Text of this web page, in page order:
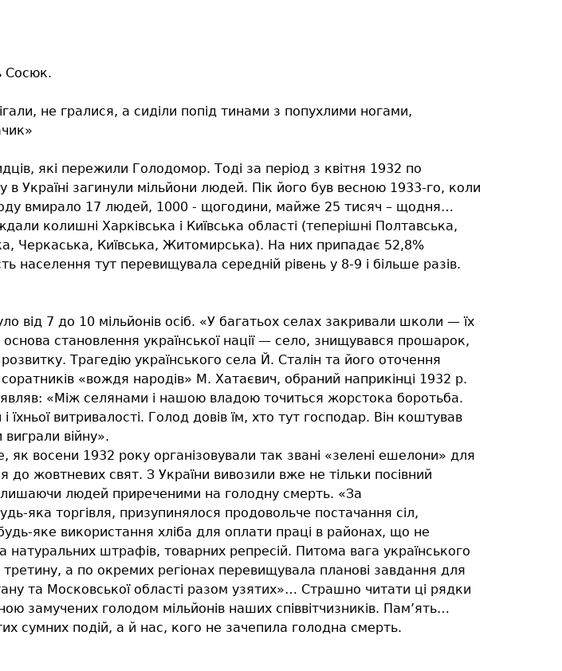
Сосюк.
не гралися, а сиділи попід тинами з попухлими ногами,
які пережили Голодомор. Тоді за період з квітня 1932 по
в Україні загинули мільйони людей. Пік його був весною 1933-го, коли
вмирало 17 людей, 1000 - щогодини, майже 25 тисяч – щодня…
колишні Харківська і Київська області (теперішні Полтавська,
Черкаська, Київська, Житомирська). На них припадає 52,8%
населення тут перевищувала середній рівень у 8-9 і більше разів.
від 7 до 10 мільйонів осіб. «У багатьох селах закривали школи — їх
становлення української нації — село, знищувався прошарок,
Трагедію українського села Й. Сталін та його оточення
«вождя народів» М. Хатаєвич, обраний наприкінці 1932 р.
«Між селянами і нашою владою точиться жорстока боротьба.
витривалості. Голод довів їм, хто тут господар. Він коштував
війну».
восени 1932 року організовували так звані «зелені ешелони» для
до жовтневих свят. З України вивозили вже не тільки посівний
людей приреченими на голодну смерть. «За
яка торгівля, призупинялося продовольче постачання сіл,
яке використання хліба для оплати праці в районах, що не
натуральних штрафів, товарних репресій. Питома вага українського
а по окремих регіонах перевищувала планові завдання для
та Московської області разом узятих»… Страшно читати ці рядки
замучених голодом мільйонів наших співвітчизників. Пам’ять…
сумних подій, а й нас, кого не зачепила голодна смерть.